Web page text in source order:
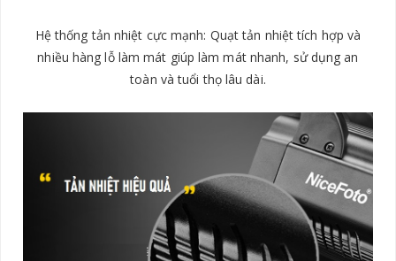
Hệ thống tản nhiệt cực mạnh: Quạt tản nhiệt tích hợp và
nhiều hàng lỗ làm mát giúp làm mát nhanh, sử dụng an
toàn và tuổi thọ lâu dài.